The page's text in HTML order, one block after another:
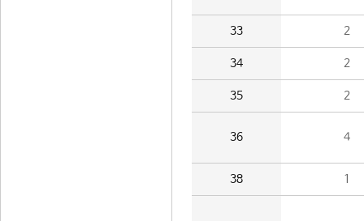
33 2
34 2
35 2
36 4
38 1